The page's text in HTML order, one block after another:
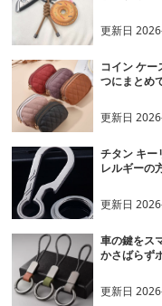
更新日
コイン ケ
つにまとめ
更新日
チタン キー
レルギーの
更新日
車の鍵をス
かさばらず
更新日